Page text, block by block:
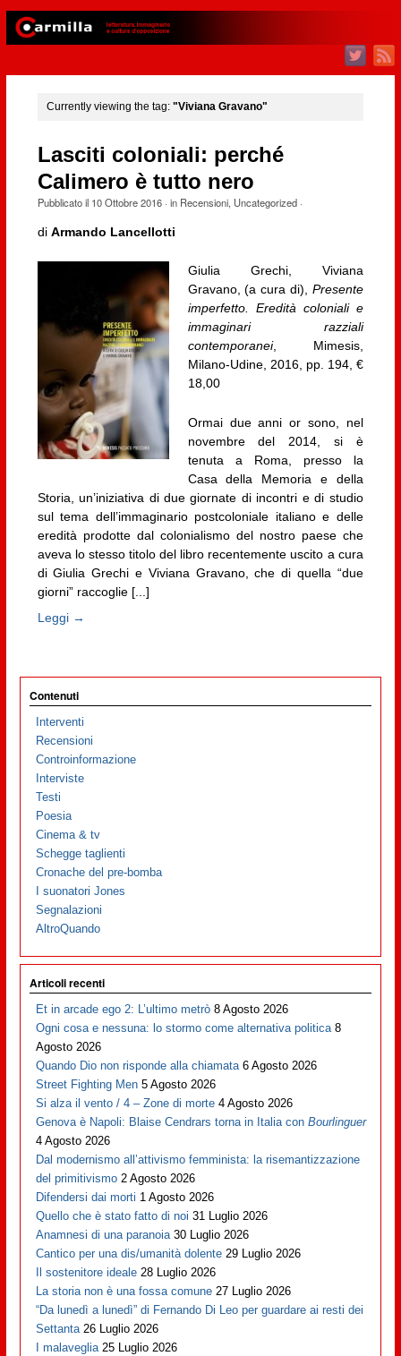
Currently viewing the tag: "Viviana Gravano"
Lasciti coloniali: perché
Calimero è tutto nero
Pubblicato il 10 Ottobre 2016· in Recensioni, Uncategorized·
di Armando Lancellotti
Giulia Grechi, Viviana
Gravano, (a cura di), Presente
imperfetto. Eredità coloniali e
immaginari razziali
contemporanei, Mimesis,
Milano-Udine, 2016, pp. 194, €
18,00
Ormai due anni or sono, nel
novembre del 2014, si è
tenuta a Roma, presso la
Casa della Memoria e della
Storia, un’iniziativa di due giornate di incontri e di studio
sul tema dell’immaginario postcoloniale italiano e delle
eredità prodotte dal colonialismo del nostro paese che
aveva lo stesso titolo del libro recentemente uscito a cura
di Giulia Grechi e Viviana Gravano, che di quella “due
giorni” raccoglie [...]
Leggi →
Contenuti
Interventi
Recensioni
Controinformazione
Interviste
Testi
Poesia
Cinema & tv
Schegge taglienti
Cronache del pre-bomba
I suonatori Jones
Segnalazioni
AltroQuando
Articoli recenti
Et in arcade ego 2: L’ultimo metrò 8 Agosto 2026
Ogni cosa e nessuna: lo stormo come alternativa politica 8
Agosto 2026
Quando Dio non risponde alla chiamata 6 Agosto 2026
Street Fighting Men 5 Agosto 2026
Si alza il vento / 4 – Zone di morte 4 Agosto 2026
Genova è Napoli: Blaise Cendrars torna in Italia conBourlinguer
4 Agosto 2026
Dal modernismo all’attivismo femminista: la risemantizzazione
del primitivismo 2 Agosto 2026
Difendersi dai morti 1 Agosto 2026
Quello che è stato fatto di noi 31 Luglio 2026
Anamnesi di una paranoia 30 Luglio 2026
Cantico per una dis/umanità dolente 29 Luglio 2026
Il sostenitore ideale 28 Luglio 2026
La storia non è una fossa comune 27 Luglio 2026
“Da lunedì a lunedì” di Fernando Di Leo per guardare ai resti dei
Settanta 26 Luglio 2026
I malaveglia 25 Luglio 2026